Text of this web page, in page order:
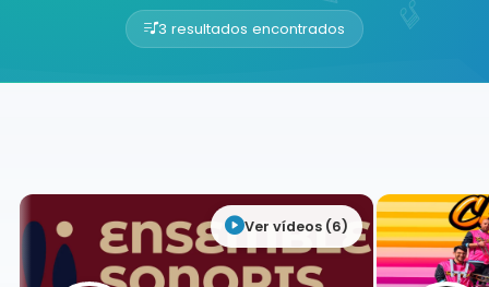
3 resultados encontrados
Buscador de músicos
Ver vídeos (6)